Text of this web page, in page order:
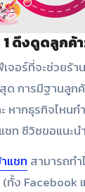
1 ดึงดูดลูกค้
อร์ที่จะช่วยร้า
ด การมีฐานลูก
หากธุรกิจไหน
ท ซีวิซขอแนะน
แชท สามารถท
ทั้ง Facebook